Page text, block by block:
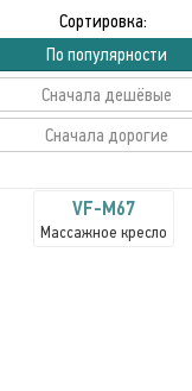
Сортировка:
По популярности
Сначала дешёвые
Сначала дорогие
VF-M67
Массажное кресло